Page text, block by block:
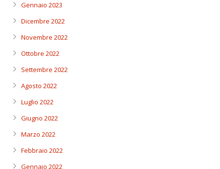
Gennaio 2023
Dicembre 2022
Novembre 2022
Ottobre 2022
Settembre 2022
Agosto 2022
Luglio 2022
Giugno 2022
Marzo 2022
Febbraio 2022
Gennaio 2022